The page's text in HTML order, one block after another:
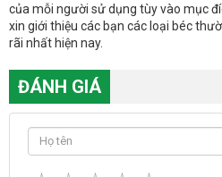
của mỗi người sử dụng tùy vào mục
xin giới thiệu các bạn các loại béc
rãi nhất hiện nay.
ĐÁNH GIÁ